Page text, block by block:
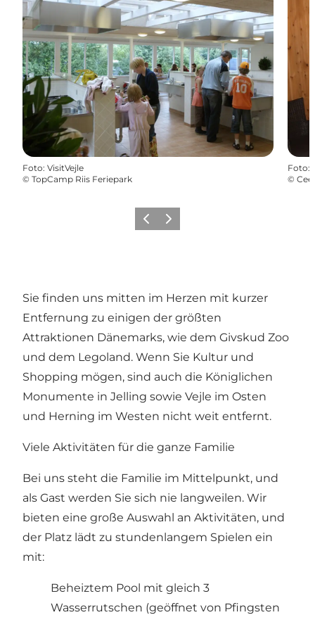
Foto: VisitVejle
© TopCamp Riis Feriepark
Foto:
©
Vorherige Folie
Nächste Folie
Sie finden uns mitten im Herzen mit kurzer
Entfernung zu einigen der größten
Attraktionen Dänemarks, wie dem Givskud Zoo
und dem Legoland. Wenn Sie Kultur und
Shopping mögen, sind auch die Königlichen
Monumente in Jelling sowie Vejle im Osten
und Herning im Westen nicht weit entfernt.
Viele Aktivitäten für die ganze Familie
Bei uns steht die Familie im Mittelpunkt, und
als Gast werden Sie sich nie langweilen. Wir
bieten eine große Auswahl an Aktivitäten, und
der Platz lädt zu stundenlangem Spielen ein
mit:
Beheiztem Pool mit gleich 3
Wasserrutschen (geöffnet von Pfingsten